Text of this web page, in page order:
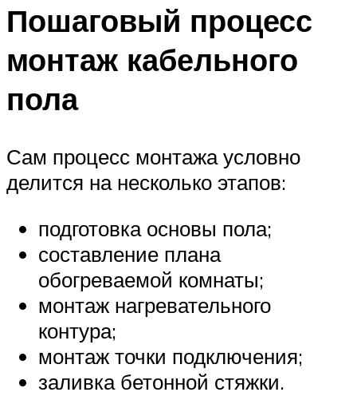
Пошаговый процесс
монтаж кабельного
пола
Сам процесс монтажа условно
делится на несколько этапов:
подготовка основы пола;
составление плана
обогреваемой комнаты;
монтаж нагревательного
контура;
монтаж точки подключения;
заливка бетонной стяжки.